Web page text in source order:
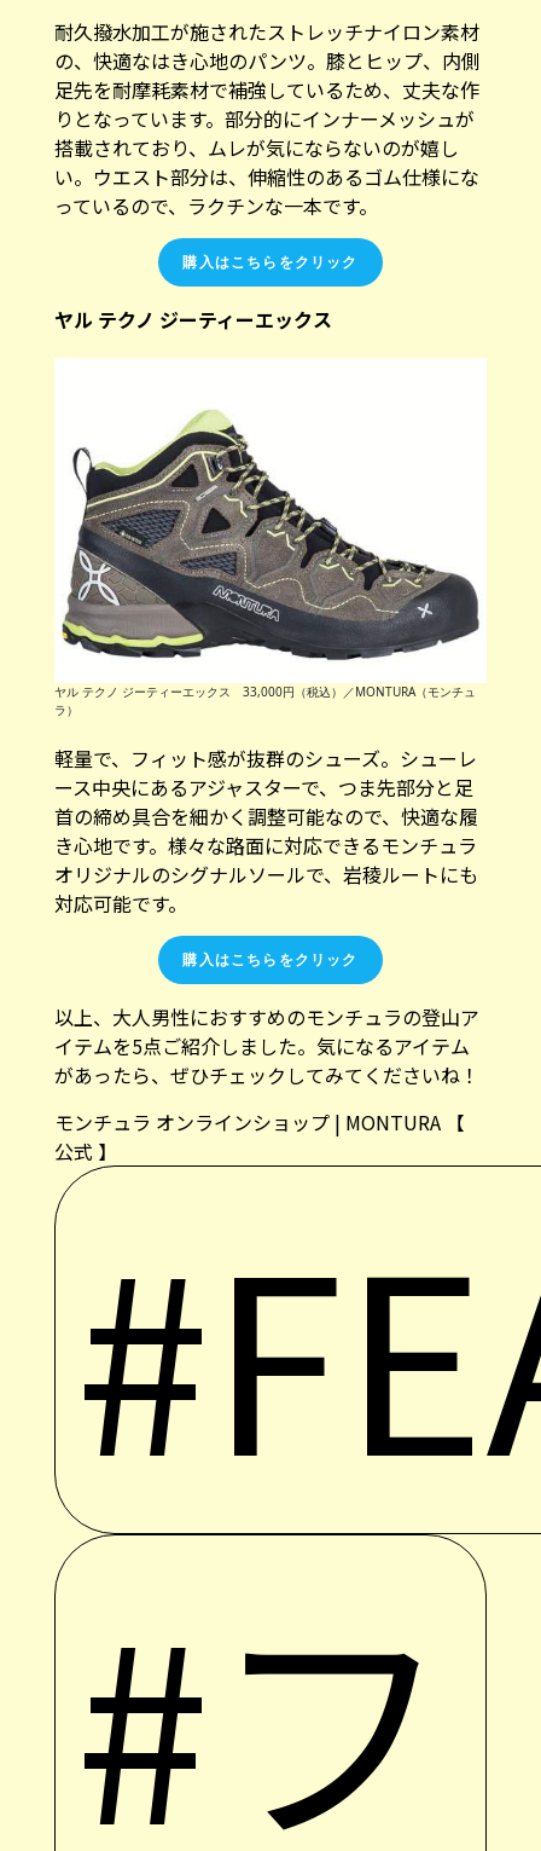
耐久撥水加工が施されたストレッチナイロン素材
の、快適なはき心地のパンツ。膝とヒップ、内側
足先を耐摩耗素材で補強しているため、丈夫な作
りとなっています。部分的にインナーメッシュが
搭載されており、ムレが気にならないのが嬉し
い。ウエスト部分は、伸縮性のあるゴム仕様にな
っているので、ラクチンな一本です。
購入はこちらをクリック
ヤル テクノ ジーティーエックス
ヤル テクノ ジーティーエックス 33,000円（税込）／MONTURA（モンチュ
ラ）
軽量で、フィット感が抜群のシューズ。シューレ
ース中央にあるアジャスターで、つま先部分と足
首の締め具合を細かく調整可能なので、快適な履
き心地です。様々な路面に対応できるモンチュラ
オリジナルのシグナルソールで、岩稜ルートにも
対応可能です。
購入はこちらをクリック
以上、大人男性におすすめのモンチュラの登山ア
イテムを5点ご紹介しました。気になるアイテム
があったら、ぜひチェックしてみてくださいね！
モンチュラ オンラインショップ | MONTURA 【
公式 】
#フ